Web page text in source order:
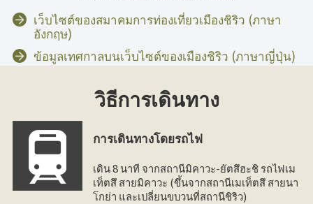
เว็บไซต์ของสมาคมการท่องเที่ยวเมืองชิริว (ภาษา
อังกฤษ)
ข้อมูลเทศกาลบนเว็บไซต์ของเมืองชิริว (ภาษาญี่ปุ่น)
วิธีการเดินทาง
การเดินทางโดยรถไฟ
เดิน 8 นาที จากสถานีมิคาวะ-ยัตสึฮะชิ รถไฟเม
เท็ตสึ สายมิคาวะ (ขึ้นจากสถานีเมเท็ตสึ สายนา
โกย่า และเปลี่ยนขบวนที่สถานีชิริว)